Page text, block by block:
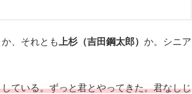
か、それとも 上杉（吉田鋼太郎） か。シニア
ている。ずっと君とやってきた。君なしじ